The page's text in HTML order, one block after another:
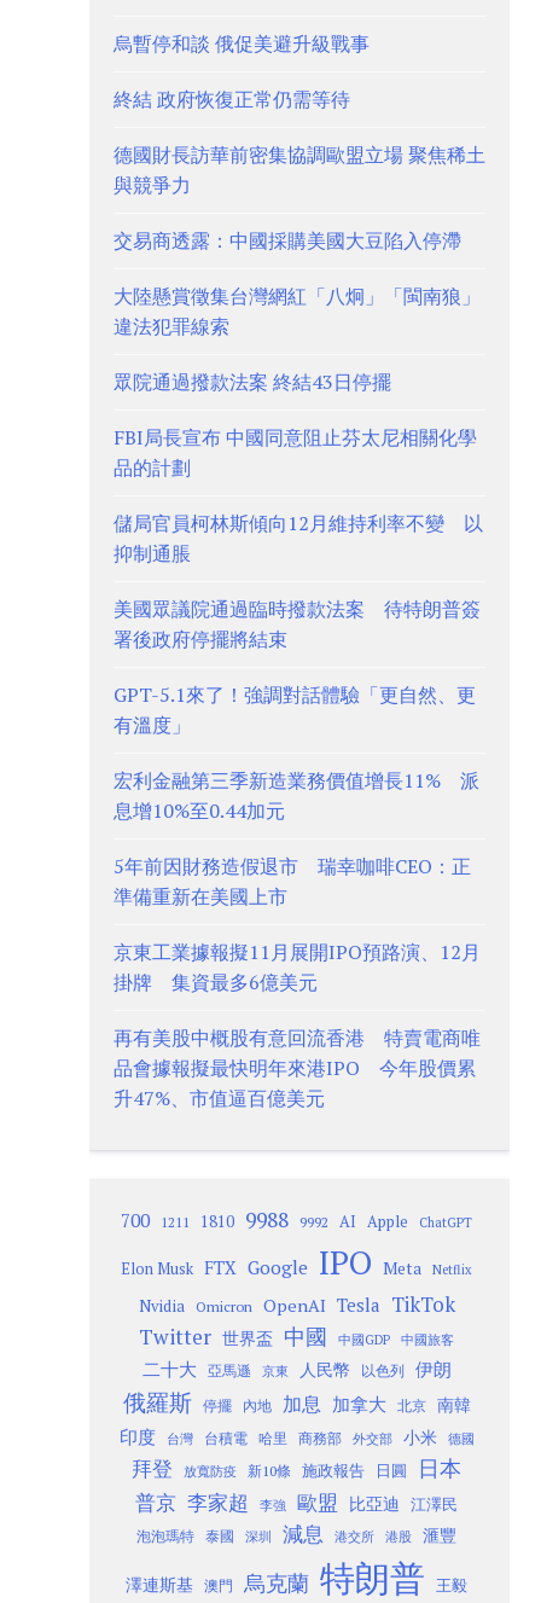
烏暫停和談 俄促美避升級戰事
終結 政府恢復正常仍需等待
德國財長訪華前密集協調歐盟立場 聚焦稀土
與競爭力
交易商透露：中國採購美國大豆陷入停滯
大陸懸賞徵集台灣網紅「八炯」「閩南狼」
違法犯罪線索
眾院通過撥款法案 終結43日停擺
FBI局長宣布 中國同意阻止芬太尼相關化學
品的計劃
儲局官員柯林斯傾向12月維持利率不變 以
抑制通脹
美國眾議院通過臨時撥款法案 待特朗普簽
署後政府停擺將結束
GPT-5.1來了！強調對話體驗「更自然、更
有溫度」
宏利金融第三季新造業務價值增長11% 派
息增10%至0.44加元
5年前因財務造假退市 瑞幸咖啡CEO：正
準備重新在美國上市
京東工業據報擬11月展開IPO預路演、12月
掛牌 集資最多6億美元
再有美股中概股有意回流香港 特賣電商唯
品會據報擬最快明年來港IPO 今年股價累
升47%、市值逼百億美元
700 1211 1810 9988 9992 AI Apple ChatGPT
Elon Musk FTX Google IPO Meta Netflix
Nvidia Omicron OpenAI Tesla TikTok
Twitter 世界盃 中國 中國GDP 中國旅客
二十大 亞馬遜 京東 人民幣 以色列 伊朗
俄羅斯 停擺 內地 加息 加拿大 北京
南韓
印度
台灣 台積電 哈里 商務部 外交部 小米 德國
拜登 放寬防疫 新10條 施政報告 日圓 日本
普京 李家超 李強 歐盟 比亞迪 江澤民
泡泡瑪特 泰國 深圳 減息 港交所 港股 滙豐
澤連斯基 澳門 烏克蘭 特朗普 王毅